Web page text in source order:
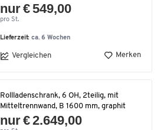
nur € 549,00
pro St.
Lieferzeit:ca. 6 Wochen
Vergleichen Merken
Rollladenschrank, 6 OH, 2teilig, mit
Mitteltrennwand, B 1600 mm, graphit
nur € 2.649,00